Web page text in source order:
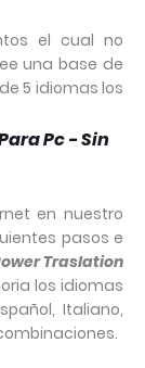
el cual no
una base de
5 idiomas los
Pc - Sin
en nuestro
pasos e
Traslation
los idiomas
Italiano,